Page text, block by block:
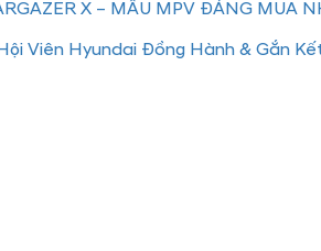
X – MẪU MPV ĐÁNG MUA
Viên Hyundai Đồng Hành & Gắn